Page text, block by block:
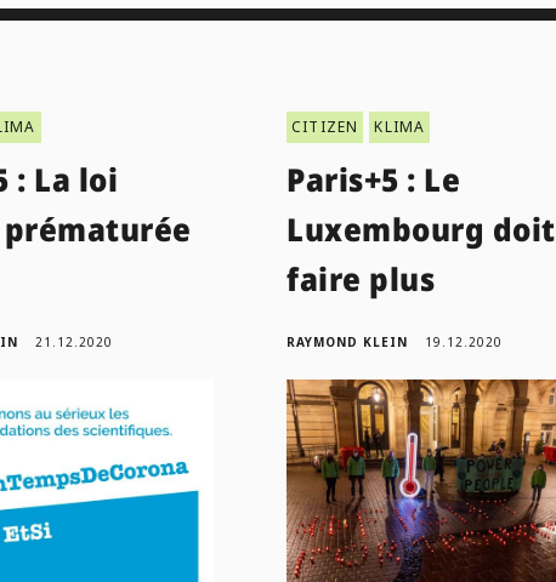
: La loi
21.12.2020
CITIZEN KLIMA
Paris+5 : Le
Luxembourg doit
faire plus
RAYMOND KLEIN 19.12.2020